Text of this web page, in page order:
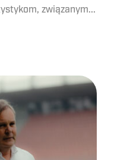
związanym...